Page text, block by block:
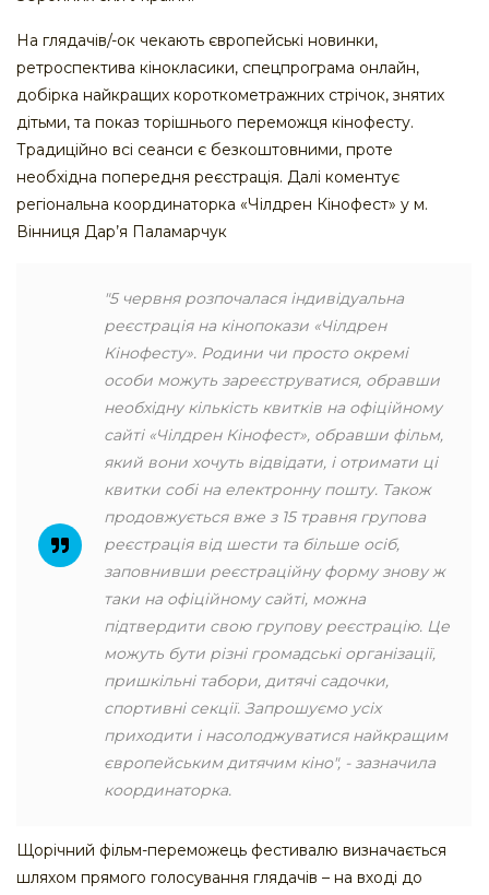
На глядачів/-ок чекають європейські новинки,
ретроспектива кінокласики, спецпрограма онлайн,
добірка найкращих короткометражних стрічок, знятих
дітьми, та показ торішнього переможця кінофесту.
Традиційно всі сеанси є безкоштовними, проте
необхідна попередня реєстрація. Далі коментує
регіональна координаторка «Чілдрен Кінофест» у м.
Вінниця Дар’я Паламарчук
"5 червня розпочалася індивідуальна
реєстрація на кінопокази «Чілдрен
Кінофесту». Родини чи просто окремі
особи можуть зареєструватися, обравши
необхідну кількість квитків на офіційному
сайті «Чілдрен Кінофест», обравши фільм,
який вони хочуть відвідати, і отримати ці
квитки собі на електронну пошту. Також
продовжується вже з 15 травня групова
реєстрація від шести та більше осіб,
заповнивши реєстраційну форму знову ж
таки на офіційному сайті, можна
підтвердити свою групову реєстрацію. Це
можуть бути різні громадські організації,
пришкільні табори, дитячі садочки,
спортивні секції. Запрошуємо усіх
приходити і насолоджуватися найкращим
європейським дитячим кіно", - зазначила
координаторка.
Щорічний фільм-переможець фестивалю визначається
шляхом прямого голосування глядачів – на вході до